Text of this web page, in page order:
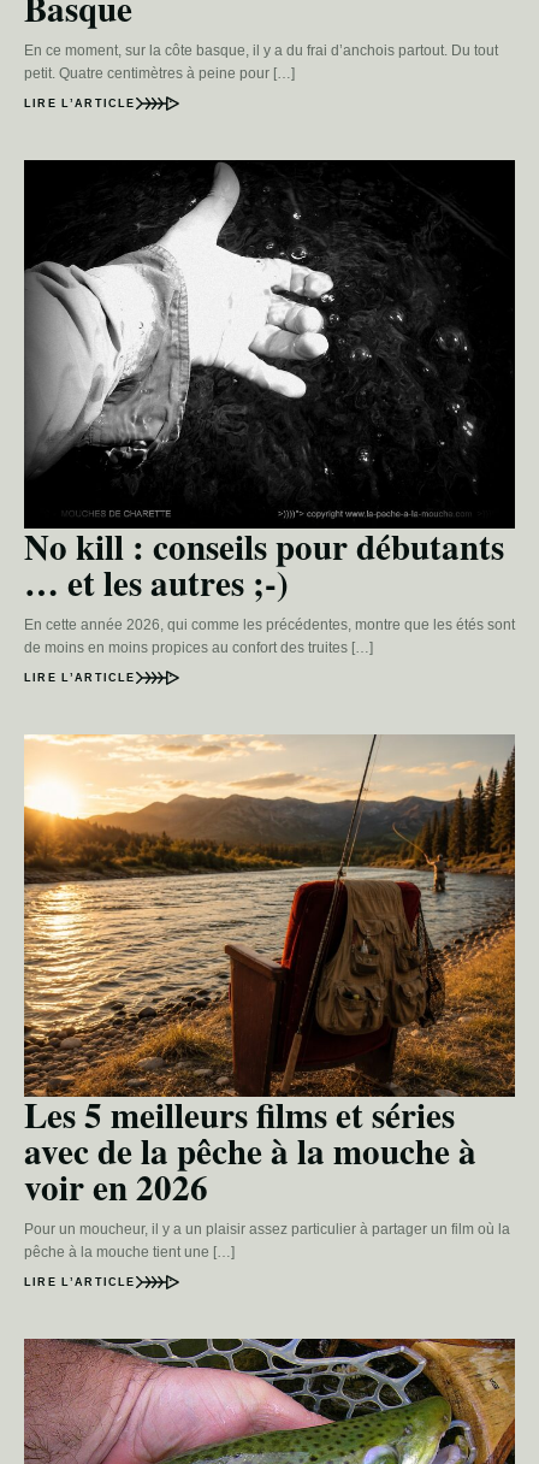
En ce moment, sur la côte basque, il y a du frai d’anchois partout. Du tout
petit. Quatre centimètres à peine pour […]
LIRE L’ARTICLE
No kill : conseils pour débutants
… et les autres ;-)
En cette année 2026, qui comme les précédentes, montre que les étés sont
de moins en moins propices au confort des truites […]
LIRE L’ARTICLE
Les 5 meilleurs films et séries
avec de la pêche à la mouche à
voir en 2026
Pour un moucheur, il y a un plaisir assez particulier à partager un film où la
pêche à la mouche tient une […]
LIRE L’ARTICLE